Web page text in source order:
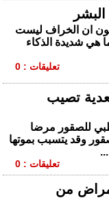
ان الخراف ليست
هي شديدة الذكاء
تعليقات : 0
تصيب
للصقور مرضا
وقد يتسبب بموتها
تعليقات : 0
من